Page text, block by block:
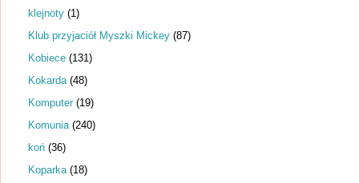
klejnoty (1)
Klub przyjaciół Myszki Mickey (87)
Kobiece (131)
Kokarda (48)
Komputer (19)
Komunia (240)
koń (36)
Koparka (18)